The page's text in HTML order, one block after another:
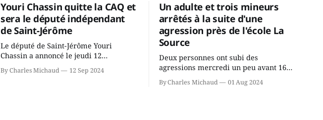
Youri Chassin quitte la CAQ et
sera le député indépendant
de Saint-Jérôme
Le député de Saint-Jérôme Youri
Chassin a annoncé le jeudi 12
septembre qu'il quitte le caucus de la
Coalition Avenir Québec de François
By Charles Michaud 12 Sep 2024
Un adulte et trois mineurs
arrêtés à la suite d'une
agression près de l'école La
Source
Deux personnes ont subi des
agressions mercredi un peu avant 16h
à proximité de l'école primaire La
Source dans le secteur Bellefeuille de
By Charles Michaud 01 Aug 2024